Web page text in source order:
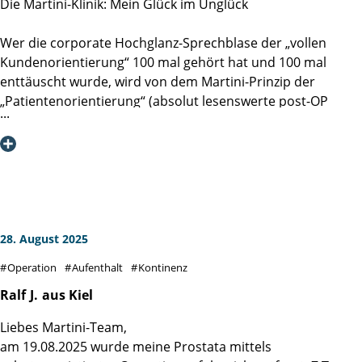
Die Martini-Klinik: Mein Glück im Unglück
Wer die corporate Hochglanz-Sprechblase der „vollen
Kundenorientierung“ 100 mal gehört hat und 100 mal
enttäuscht wurde, wird von dem Martini-Prinzip der
„Patientenorientierung“ (absolut lesenswerte post-OP
Lektüre: DAS MARTINI-PRINZIP, Spitzenmedizin durch
Spezialisierung, Ergebnistransparenz und
habe ich - entlang der gesamten Prozesskette von Check-In
bis Entlassung und als von jedem Mitarbeitenden mit jeder
Gedanken und die gute Implementierung derer, vor allem
aber erlebt man die durchgehend pro-aktive und
28. August 2025
Operation Aufenthalt Kontinenz
Ralf J. aus Kiel
Liebes Martini-Team,
am 19.08.2025 wurde meine Prostata mittels